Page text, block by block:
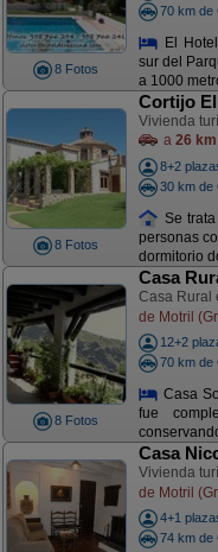
8 Fotos
70 km de
El
sur del
a 1000
8 Fotos
Cortijo
Vivienda
a 26 km
8+2
30 km de
Se
personas
dormitorio
8 Fotos
Casa
Casa Rural
de Motril
12+2
70 km de
Casa
fue
Casa
Vivienda
de Motril
4+1
74 km de